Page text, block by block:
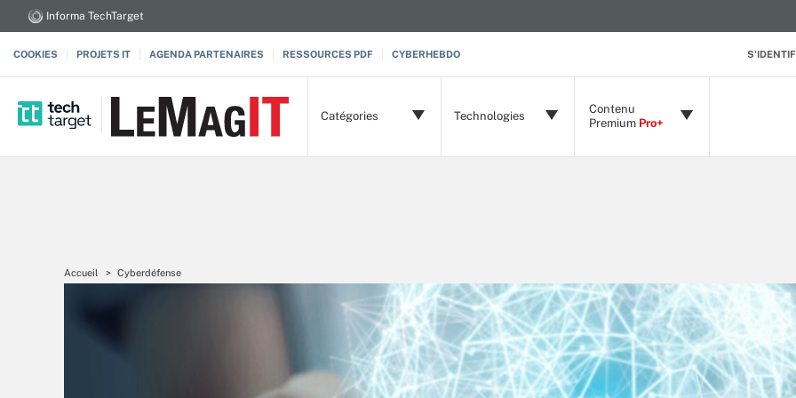
Informa TechTarget
COOKIES PROJETS IT AGENDA PARTENAIRES RESSOURCES PDF CYBERHEBDO
Catégories Technologies
Contenu
Premium Pro+
Accueil Cyberdéfense